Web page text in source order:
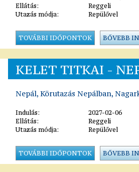
Ellátás:
Reggeli
Utazás módja:
Repülővel
TOVÁBBI IDŐPONTOK BŐVEBB
KELET TITKAI -
Nepál, Körutazás Nepálban,
Indulás:
2027-02-06
Ellátás:
Reggeli
Utazás módja:
Repülővel
TOVÁBBI IDŐPONTOK BŐVEBB